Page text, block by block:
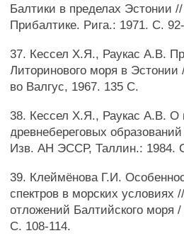
Балтики в пределах Эстонии
Прибалтике. Рига.: 1971. С.
37. Кессел Х.Я., Раукас А.В.
Литоринового моря в
во Валгус, 1967. 135 С.
38. Кессел Х.Я., Раукас А.В. О
древнебереговых
Изв. АН ЭССР, Таллин.: 1984.
39. Клеймёнова Г.И.
спектров в морских
отложений Балтийского
С. 108-114.